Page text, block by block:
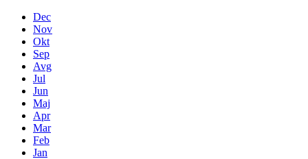
Dec
Nov
Okt
Sep
Avg
Jul
Jun
Maj
Apr
Mar
Feb
Jan